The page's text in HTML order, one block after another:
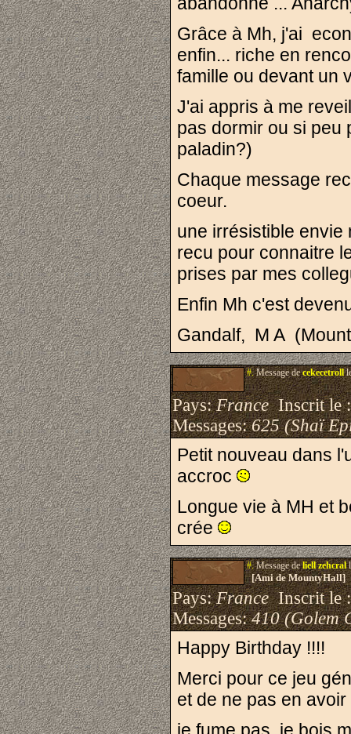
Grâce à Mh, j'ai
enfin... riche en
famille ou devant un
J'ai appris à me
pas dormir ou si peu
paladin?)
Chaque message
coeur.
une irrésistible envie
recu pour connaitre
prises par mes
Enfin Mh c'est
Gandalf, M A
#.Message decekecetroll
Pays:FranceInscrit le
Messages:625 (Shaï
Petit nouveau dans
accroc
Longue vie à MH et
crée
#.Message deliell zehcral
[Ami de MountyHall]
Pays:FranceInscrit le
Messages:410 (Golem
Happy Birthday !!!!
Merci pour ce jeu
et de ne pas en